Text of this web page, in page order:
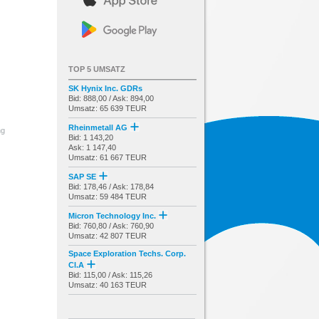
TOP 5 UMSATZ
SK Hynix Inc. GDRs
Bid: 888,00 / Ask: 894,00
Umsatz: 65 639 TEUR
Rheinmetall AG
Bid: 1 143,20
Ask: 1 147,40
Umsatz: 61 667 TEUR
SAP SE
Bid: 178,46 / Ask: 178,84
Umsatz: 59 484 TEUR
Micron Technology Inc.
Bid: 760,80 / Ask: 760,90
Umsatz: 42 807 TEUR
Space Exploration Techs. Corp.
Cl.A
Bid: 115,00 / Ask: 115,26
Umsatz: 40 163 TEUR